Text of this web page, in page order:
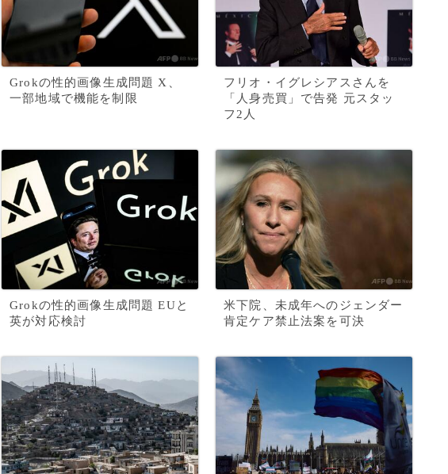
Grokの性的画像生成問題 X、
一部地域で機能を制限
フリオ・イグレシアスさんを
「人身売買」で告発 元スタッ
フ2人
Grokの性的画像生成問題 EUと
英が対応検討
米下院、未成年へのジェンダー
肯定ケア禁止法案を可決